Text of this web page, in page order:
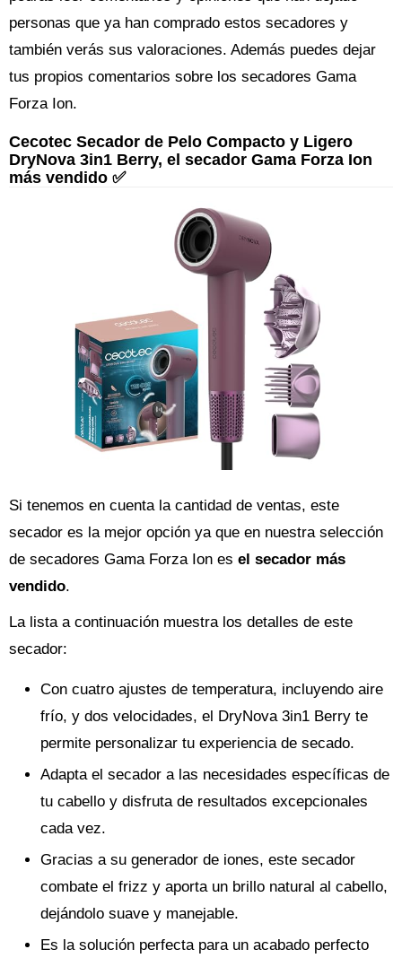
personas que ya han comprado estos secadores y
también verás sus valoraciones. Además puedes dejar
tus propios comentarios sobre los secadores Gama
Forza Ion.
Cecotec Secador de Pelo Compacto y Ligero
DryNova 3in1 Berry, el secador Gama Forza Ion
más vendido ✅
Si tenemos en cuenta la cantidad de ventas, este
secador es la mejor opción ya que en nuestra selección
de secadores Gama Forza Ion es el secador más
vendido.
La lista a continuación muestra los detalles de este
secador:
Con cuatro ajustes de temperatura, incluyendo aire
frío, y dos velocidades, el DryNova 3in1 Berry te
permite personalizar tu experiencia de secado.
Adapta el secador a las necesidades específicas de
tu cabello y disfruta de resultados excepcionales
cada vez.
Gracias a su generador de iones, este secador
combate el frizz y aporta un brillo natural al cabello,
dejándolo suave y manejable.
Es la solución perfecta para un acabado perfecto